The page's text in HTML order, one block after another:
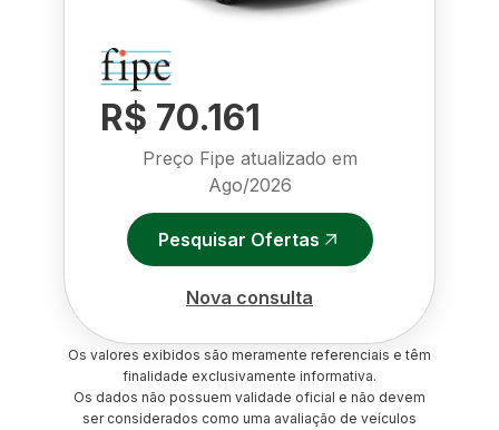
R$ 70.161
Preço Fipe atualizado em
Ago/2026
Pesquisar Ofertas
Nova consulta
Os valores exibidos são meramente referenciais e têm
finalidade exclusivamente informativa.
Os dados não possuem validade oficial e não devem
ser considerados como uma avaliação de veículos